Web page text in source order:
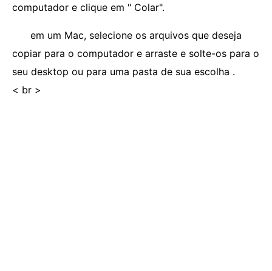
computador e clique em " Colar".
em um Mac, selecione os arquivos que deseja
copiar para o computador e arraste e solte-os para o
seu desktop ou para uma pasta de sua escolha .
< br >